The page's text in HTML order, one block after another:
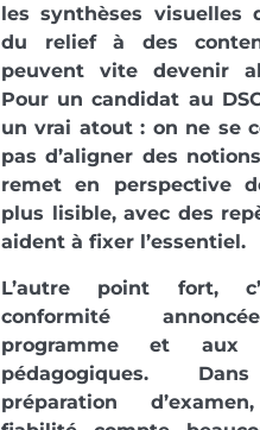
les synthèses visuelles
du relief à des
peuvent vite devenir
Pour un candidat au
un vrai atout : on ne se
pas d’aligner des
remet en perspective
plus lisible, avec des
aident à fixer l’essentiel.
L’autre point fort,
conformité
programme et aux
pédagogiques.
préparation